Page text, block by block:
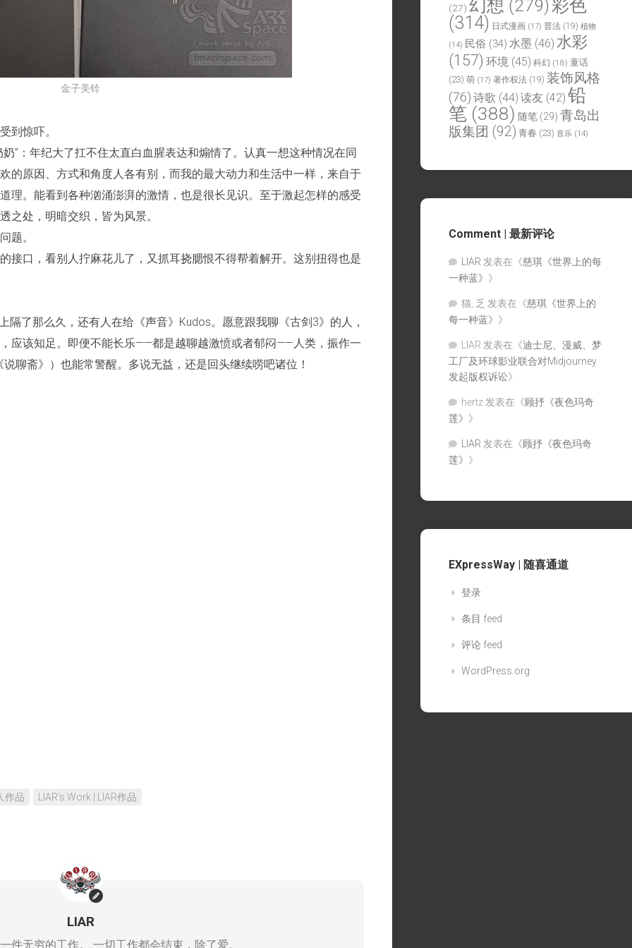
不
是
的
金子美铃
到惊吓。
”：年纪大了扛不住太直白血腥表达和煽情了。认真一想这种情况在同
的原因、方式和角度人各有别，而我的最大动力和生活中一样，来自于
理。能看到各种汹涌澎湃的激情，也是很长见识。至于激起怎样的感受
之处，明暗交织，皆为风景。
题。
接口，看别人拧麻花儿了，又抓耳挠腮恨不得帮着解开。这别扭得也是
隔了那么久，还有人在给《声音》Kudos。愿意跟我聊《古剑3》的人，
应该知足。即便不能长乐——都是越聊越激愤或者郁闷——人类，振作一
聊斋》）也能常警醒。多说无益，还是回头继续唠吧诸位！
作品 LIAR‘s Work | LIAR作品
LIAR
件无穷的工作。 一切工作都会结束，除了爱。
(27) 幻想 (279)彩色
(314) 日式漫画 (17) 普法 (19) 植物
(14) 民俗 (34) 水墨 (46) 水彩
(157) 环境 (45) 科幻 (18) 童话
(23) 萌 (17) 著作权法 (19) 装饰风格
(76) 诗歌 (44) 读友 (42) 铅
笔 (388) 随笔 (29) 青岛出
版集团 (92) 青春 (23) 音乐 (14)
Comment | 最新评论
LIAR 发表在《慈琪《世界上的每
一种蓝》 》
猫, 乏 发表在《慈琪《世界上的
每一种蓝》 》
LIAR 发表在《迪士尼、漫威、梦
工厂及环球影业联合对Midjourney
发起版权诉讼》
hertz 发表在《顾抒《夜色玛奇
莲》 》
LIAR 发表在《顾抒《夜色玛奇
莲》 》
EXpressWay | 随喜通道
登录
条目 feed
评论 feed
WordPress.org